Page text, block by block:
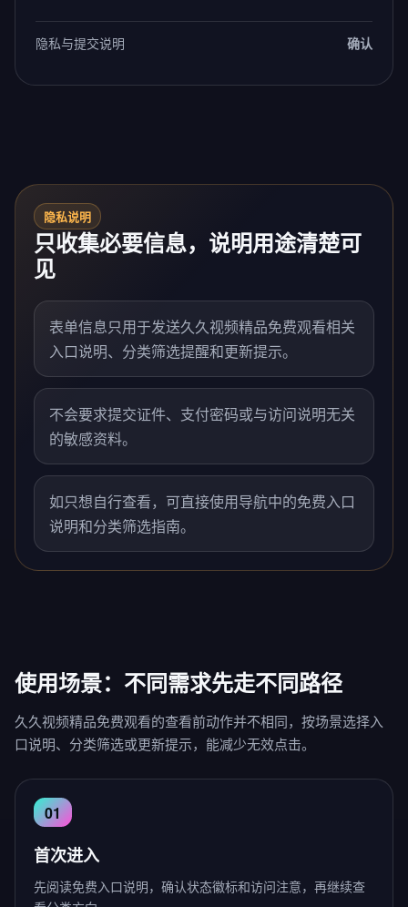
隐私与提交说明 确认
隐私说明
只收集必要信息，说明用途清楚可
见
表单信息只用于发送久久视频精品免费观看相关
入口说明、分类筛选提醒和更新提示。
不会要求提交证件、支付密码或与访问说明无关
的敏感资料。
如只想自行查看，可直接使用导航中的免费入口
说明和分类筛选指南。
使用场景：不同需求先走不同路径
久久视频精品免费观看的查看前动作并不相同，按场景选择入
口说明、分类筛选或更新提示，能减少无效点击。
首次进入
先阅读免费入口说明，确认状态徽标和访问注意，再继续查